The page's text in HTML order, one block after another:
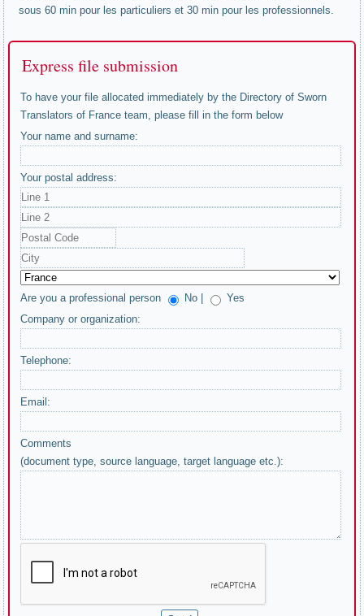
sous 60 min pour les particuliers et 30 min pour les professionnels.
Express file submission
To have your file allocated immediately by the Directory of Sworn
Translators of France team, please fill in the form below
Your name and surname:
Your postal address:
Are you a professional person No |
Yes
Company or organization:
Telephone:
Email:
Comments
(document type, source language, target language etc.):